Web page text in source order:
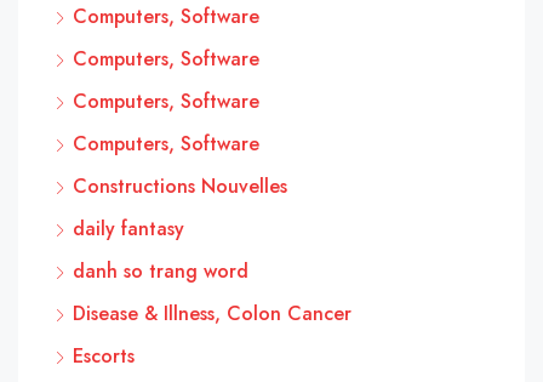
Computers, Software
Computers, Software
Computers, Software
Computers, Software
Constructions Nouvelles
daily fantasy
danh so trang word
Disease & Illness, Colon Cancer
Escorts